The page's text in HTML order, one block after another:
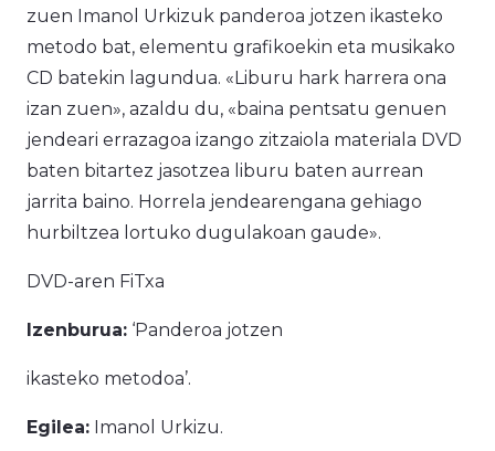
zuen Imanol Urkizuk panderoa jotzen ikasteko
metodo bat, elementu grafikoekin eta musikako
CD batekin lagundua. «Liburu hark harrera ona
izan zuen», azaldu du, «baina pentsatu genuen
jendeari errazagoa izango zitzaiola materiala DVD
baten bitartez jasotzea liburu baten aurrean
jarrita baino. Horrela jendearengana gehiago
hurbiltzea lortuko dugulakoan gaude».
DVD-aren FiTxa
Izenburua: ‘Panderoa jotzen
ikasteko metodoa’.
Egilea: Imanol Urkizu.